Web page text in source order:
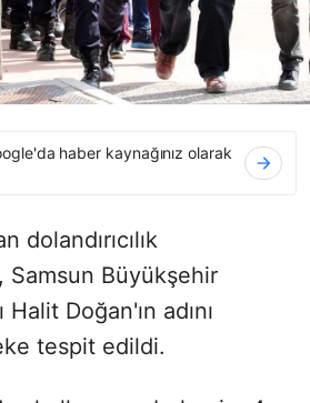
haber kaynağınız olarak
dolandırıcılık
Samsun Büyükşehir
Doğan'ın adını
tespit edildi.